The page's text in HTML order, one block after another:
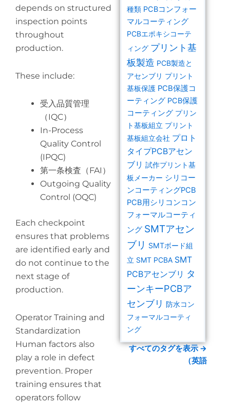
depends on structured
inspection points
throughout
production.
These include:
受入品質管理
（IQC）
In-Process
Quality Control
(IPQC)
第一条検査（FAI）
Outgoing Quality
Control (OQC)
Each checkpoint
ensures that problems
are identified early and
do not continue to the
next stage of
production.
Operator Training and
Standardization
Human factors also
play a role in defect
prevention. Proper
training ensures that
operators follow
種類 PCBコンフォー
マルコーティング
PCBエポキシコーテ
ィング プリント基
板製造 PCB製造と
アセンブリ プリント
基板保護 PCB保護コ
ーティング PCB保護
コーティング プリン
ト基板組立 プリント
基板組立会社 プロト
タイプPCBアセン
ブリ 試作プリント基
板メーカー シリコー
ンコーティングPCB
PCB用シリコンコン
フォーマルコーティ
ング SMTアセン
ブリ SMTボード組
立 SMT PCBA SMT
PCBアセンブリ タ
ーンキーPCBア
センブリ 防水コン
フォーマルコーティ
ング
すべてのタグを表示 →
（英語